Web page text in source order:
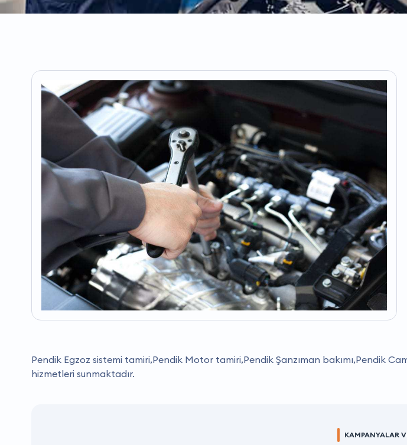
Pendik Egzoz sistemi tamiri,Pendik Motor tamiri,Pendik Şanzıman bakımı,Pendik
hizmetleri sunmaktadır.
KAMPANYALAR